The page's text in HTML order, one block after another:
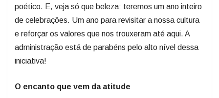
poético. E, veja só que beleza: teremos um ano inteiro
de celebrações. Um ano para revisitar a nossa cultura
e reforçar os valores que nos trouxeram até aqui. A
administração está de parabéns pelo alto nível dessa
iniciativa!
O encanto que vem da atitude